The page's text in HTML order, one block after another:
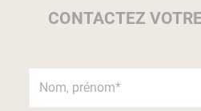
CONTACTEZ